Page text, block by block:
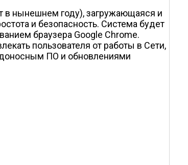
в нынешнем году), загружающаяся и
и безопасность. Система будет
браузера Google Chrome.
пользователя от работы в Сети,
ПО и обновлениями